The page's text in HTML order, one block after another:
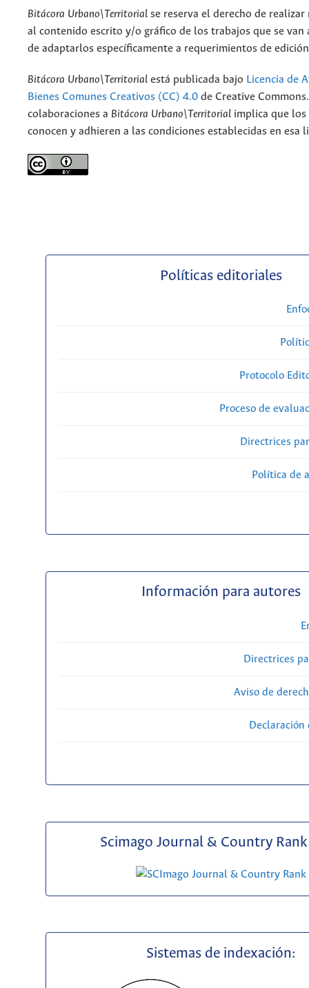
Bitácora Urbano\Territorial se reserva el derecho de realizar
al contenido escrito y/o gráfico de los trabajos que se van
de adaptarlos específicamente a requerimientos de
Bitácora Urbano\Territorial está publicada bajo Licencia de
Bienes Comunes Creativos (CC) 4.0 de Creative
colaboraciones a Bitácora Urbano\Territorial implica que los
conocen y adhieren a las condiciones establecidas en esa
Políticas editoriales
Protocolo
Proceso de
Directrices
Política de
Información para autores
Directrices
Aviso de
Scimago Journal & Country Rank
Sistemas de indexación: